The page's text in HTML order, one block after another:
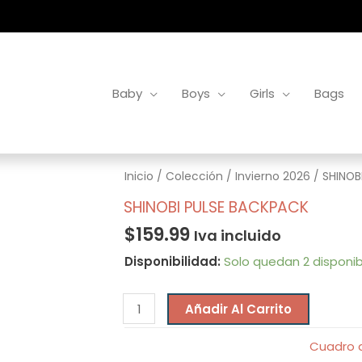
Baby Boys Girls Bags
Inicio / Colección / Invierno 2026 /
SHINOBI PULSE BACKPACK
$159.99 Iva incluido
Disponibilidad: Solo quedan 2
SHINOBI
PULSE
cantidad
Añadir Al Carrito
Cuadro